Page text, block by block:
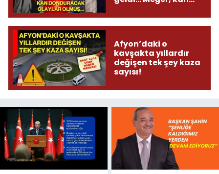
olmuş...
Afyon’daki o
kavşakta yıllardır
değişen tek şey kaza
sayısı!